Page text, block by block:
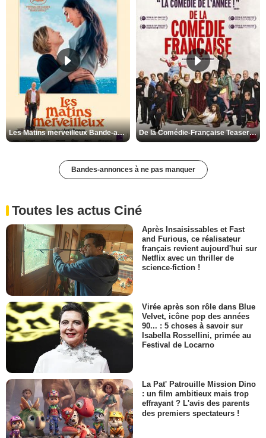
Les Matins merveilleux Bande-annonce VF De la Comédie-Française Teaser VF
Bandes-annonces à ne pas manquer
Toutes les actus Ciné
Après Insaisissables et Fast
and Furious, ce réalisateur
français revient aujourd'hui sur
Netflix avec un thriller de
science-fiction !
Virée après son rôle dans Blue
Velvet, icône pop des années
90... : 5 choses à savoir sur
Isabella Rossellini, primée au
Festival de Locarno
La Pat' Patrouille Mission Dino
: un film ambitieux mais trop
effrayant ? L'avis des parents
des premiers spectateurs !